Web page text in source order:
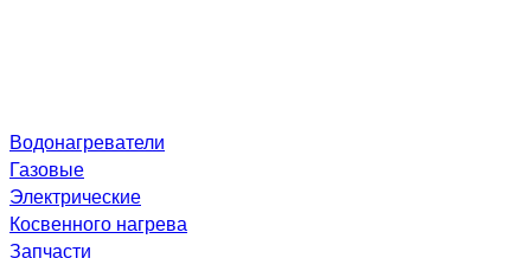
Водонагреватели
Газовые
Электрические
Косвенного нагрева
Запчасти